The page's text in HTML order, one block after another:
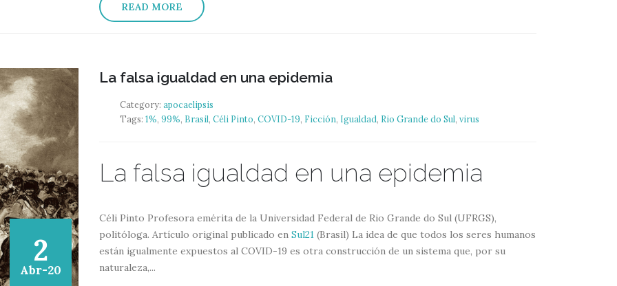
READ MORE
2
Abr-20
La falsa igualdad en una epidemia
Category: apocaelipsis
Tags: 1%, 99%, Brasil, Céli Pinto, COVID-19, Ficción, Igualdad, Rio Grande do Sul, virus
La falsa igualdad en una epidemia
Céli Pinto Profesora emérita de la Universidad Federal de Rio Grande do Sul (UFRGS),
politóloga. Artículo original publicado en Sul21 (Brasil) La idea de que todos los seres humanos
están igualmente expuestos al COVID-19 es otra construcción de un sistema que, por su
naturaleza,...